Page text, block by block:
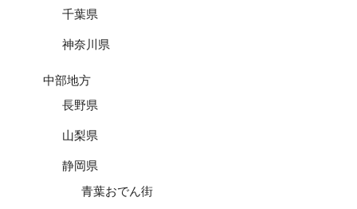
千葉県
神奈川県
中部地方
長野県
山梨県
静岡県
青葉おでん街